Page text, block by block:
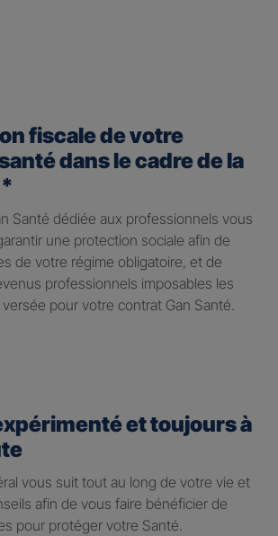
fiscale de votre
dans le cadre de la
Santé dédiée aux professionnels vous
une protection sociale afin de
de votre régime obligatoire, et de
professionnels imposables les
pour votre contrat Gan Santé.
et toujours à
vous suit tout au long de votre vie et
afin de vous faire bénéficier de
pour protéger votre Santé.